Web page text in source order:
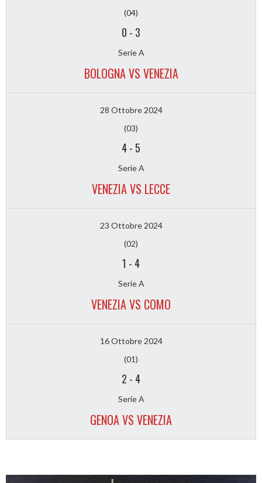
(04)
0 - 3
Serie A
BOLOGNA VS VENEZIA
28 Ottobre 2024
(03)
4- 5
Serie A
VENEZIA VS LECCE
23 Ottobre 2024
(02)
1 - 4
Serie A
VENEZIA VS COMO
16 Ottobre 2024
(01)
2 - 4
Serie A
GENOA VS VENEZIA